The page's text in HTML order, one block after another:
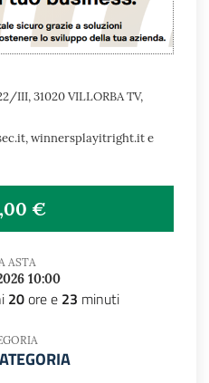
III, 31020 VILLORBA TV,
winnersplayitright.it e
€
ASTA
10:00
20ore e 23 minuti